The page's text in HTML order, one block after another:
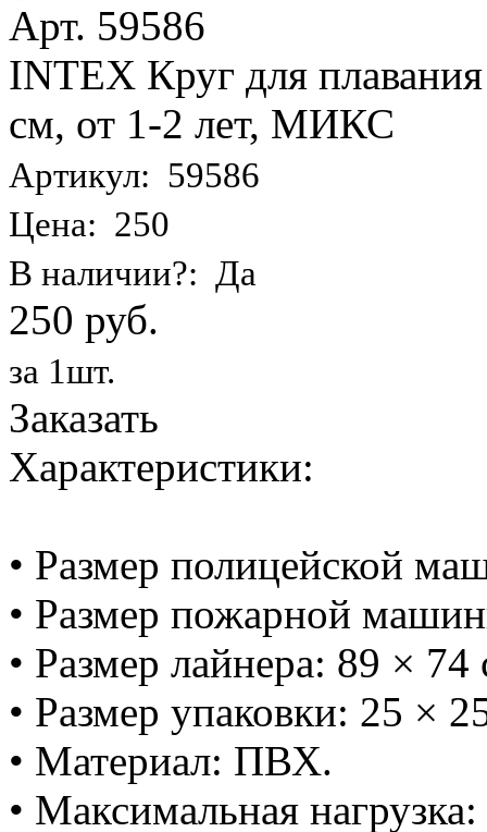
Арт. 59586
INTEX Круг для
см, от 1-2 лет, МИКС
Артикул: 59586
Цена: 250
В наличии?: Да
250 руб.
за 1шт.
Заказать
Характеристики:
• Размер полицейской
• Размер пожарной
• Размер лайнера: 89 × 74
• Размер упаковки: 25 ×
• Материал: ПВХ.
• Максимальная нагрузка: